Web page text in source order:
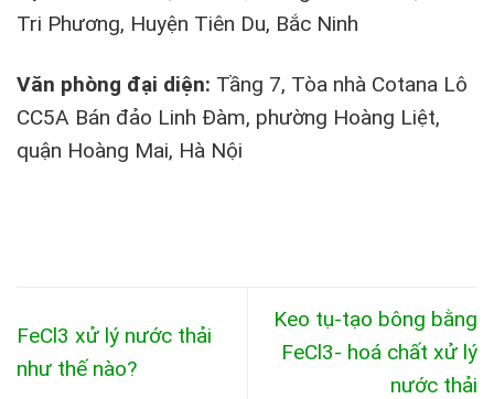
Tri Phương, Huyện Tiên Du, Bắc Ninh
Văn phòng đại diện: Tầng 7, Tòa nhà Cotana Lô
CC5A Bán đảo Linh Đàm, phường Hoàng Liệt,
quận Hoàng Mai, Hà Nội
FeCl3 xử lý nước thải
như thế nào?
Keo tụ-tạo bông bằng
FeCl3- hoá chất xử lý
nước thải